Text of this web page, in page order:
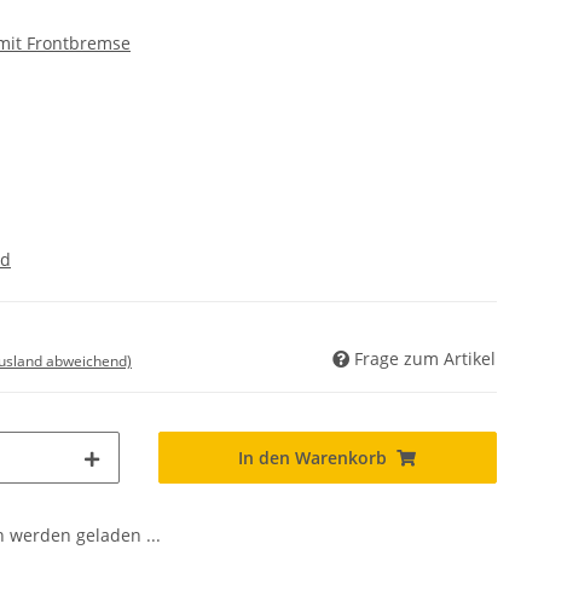
Frontbremse
abweichend) Frage zum Artikel
In den Warenkorb
werden geladen ...